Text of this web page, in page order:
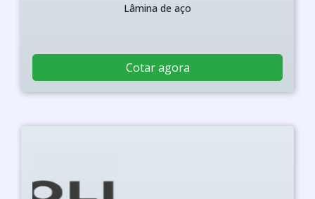
Lâmina de aço
Cotar agora